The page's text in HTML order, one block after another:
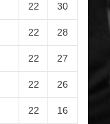
22 30
22 28
22 27
22 26
22 16